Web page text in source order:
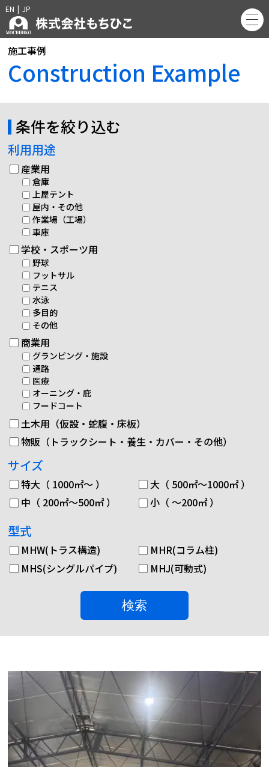
EN | JP
施工事例
Construction Example
条件を絞り込む
利用用途
産業用
倉庫
上屋テント
屋内・その他
作業場（工場）
車庫
学校・スポーツ用
野球
フットサル
テニス
水泳
多目的
その他
商業用
グランピング・施設
通路
医療
オーニング・庇
フードコート
土木用（仮設・蛇腹・床板）
物販（トラックシート・養生・カバー・その他）
サイズ
特大（ 1000㎡～ ）
大（ 500㎡～1000㎡ ）
中（ 200㎡～500㎡ ）
小（ ～200㎡ ）
型式
MHW(トラス構造)
MHR(コラム柱)
MHS(シングルパイプ)
MHJ(可動式)
検索